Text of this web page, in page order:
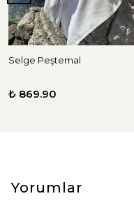
Selge Peştemal
₺ 869.90
Yorumlar